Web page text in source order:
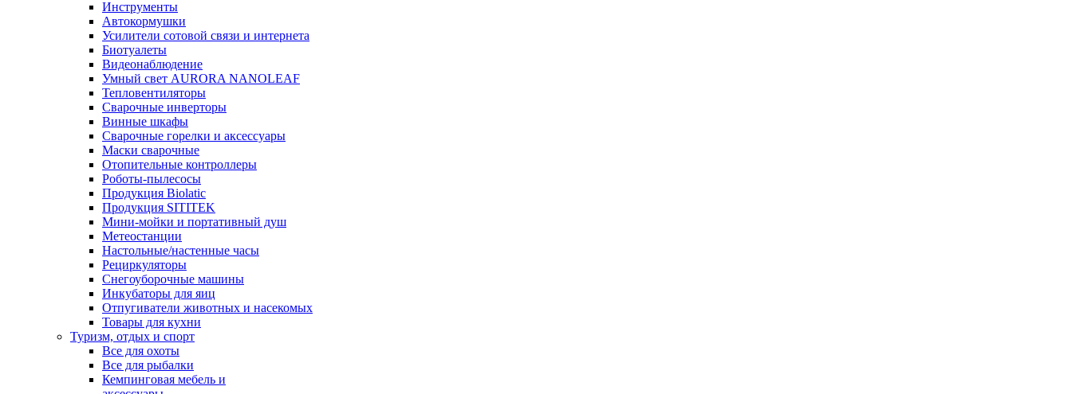
Инструменты
Автокормушки
Усилители сотовой связи и интернета
Биотуалеты
Видеонаблюдение
Умный свет AURORA NANOLEAF
Тепловентиляторы
Сварочные инверторы
Винные шкафы
Сварочные горелки и аксессуары
Маски сварочные
Отопительные контроллеры
Роботы-пылесосы
Продукция Biolatic
Продукция SITITEK
Мини-мойки и портативный душ
Метеостанции
Настольные/настенные часы
Рециркуляторы
Снегоуборочные машины
Инкубаторы для яиц
Отпугиватели животных и насекомых
Товары для кухни
Туризм, отдых и спорт
Все для охоты
Все для рыбалки
Кемпинговая мебель и